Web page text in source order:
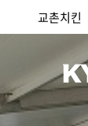
교촌치킨